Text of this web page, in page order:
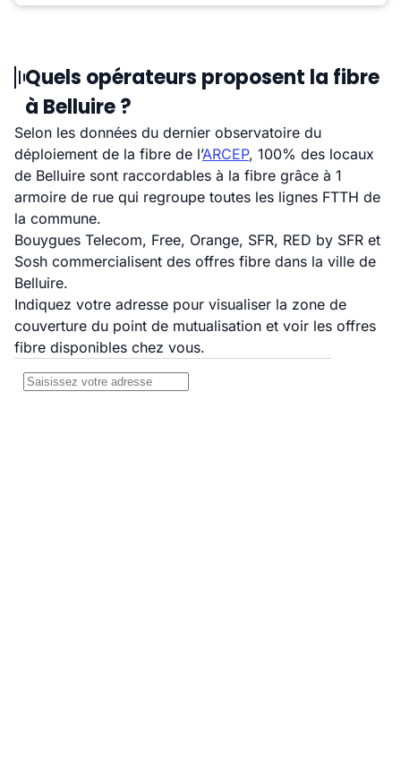
Quels opérateurs proposent la fibre
à Belluire ?
Selon les données du dernier observatoire du
déploiement de la fibre de l’ARCEP, 100% des locaux
de Belluire sont raccordables à la fibre grâce à 1
armoire de rue qui regroupe toutes les lignes FTTH de
la commune.
Bouygues Telecom, Free, Orange, SFR, RED by SFR et
Sosh commercialisent des offres fibre dans la ville de
Belluire.
Indiquez votre adresse pour visualiser la zone de
couverture du point de mutualisation et voir les offres
fibre disponibles chez vous.